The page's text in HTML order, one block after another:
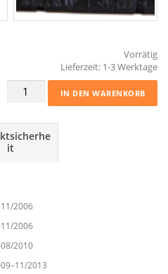
Vorrätig
Lieferzeit: 1-3 Werktage
Schloss
MINI
Menge
IN DEN WARENKORB
it
2006
2006
2010
2013